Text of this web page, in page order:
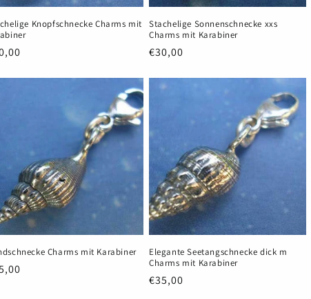
Knopfschnecke Charms mit
Stachelige Sonnenschnecke xxs
Charms mit Karabiner
Normaler
€30,00
Charms mit Karabiner
Elegante Seetangschnecke dick m
Charms mit Karabiner
Normaler
€35,00